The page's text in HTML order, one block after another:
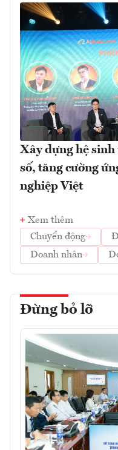
Xây dựng hệ
số, tăng cường
nghiệp Việt
Xem thêm
Chuyển động
Doanh nhân
Đừng bỏ lỡ